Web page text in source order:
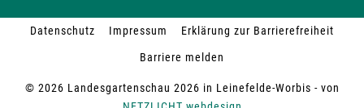
© 2026 Landesgartenschau 2026 in Leinefelde-Worbis - von
Datenschutz Impressum
Erklärung zur Barrierefreiheit
Barriere melden